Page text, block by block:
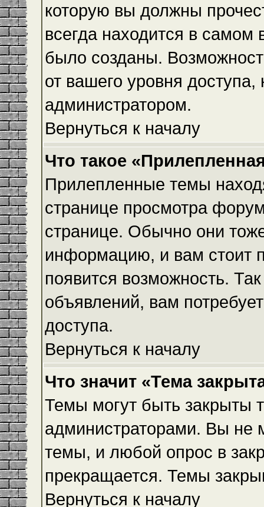
которую вы должны
всегда находится в
было созданы.
от вашего уровня
администратором.
Вернуться к началу
Что такое
Прилепленные темы
странице просмотра
странице. Обычно они
информацию, и вам стоит
появится возможность.
объявлений, вам
доступа.
Вернуться к началу
Что значит «Тема
Темы могут быть закрыты
администраторами. Вы не
темы, и любой опрос в
прекращается. Темы
Вернуться к началу